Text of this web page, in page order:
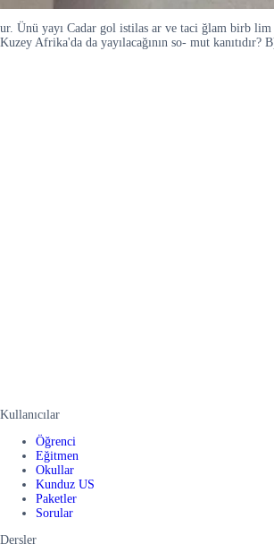
ur. Ünü yayı Cadar gol istilas ar ve taci ğlam birb lim
Kuzey Afrika'da da yayılacağının so- mut
Kullanıcılar
Öğrenci
Eğitmen
Okullar
Kunduz US
Paketler
Sorular
Dersler